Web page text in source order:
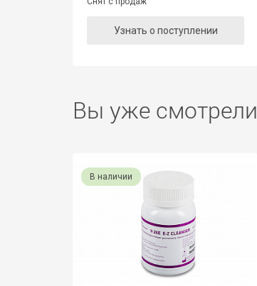
Узнать о поступлении
Вы уже смотрели
В наличии